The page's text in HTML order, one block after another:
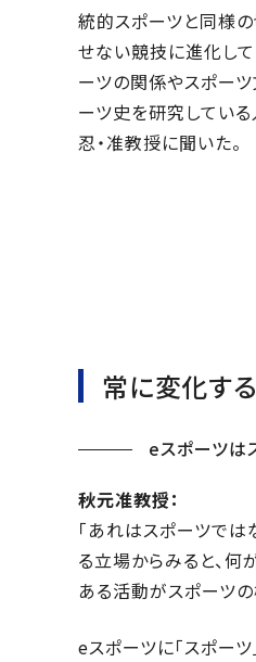
統的スポーツと同様
せない競技に進化し
ーツの関係やスポー
ーツ史を研究してい
忍・准教授に聞いた。
常に変化す
eスポーツは
秋元准教授：
「あれはスポーツでは
る立場からみると、何
ある活動がスポーツの
eスポーツに「スポー